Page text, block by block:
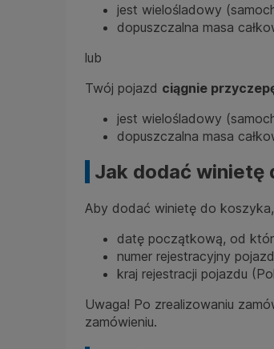
jest wielośladowy
dopuszczalna masa
lub
Twój pojazd ciągnie
jest wielośladowy
dopuszczalna masa
Jak dodać winietę
Aby dodać winietę do
datę początkową, od
numer rejestracyjny
kraj rejestracji pojazdu
Uwaga! Po zrealizowaniu
zamówieniu.